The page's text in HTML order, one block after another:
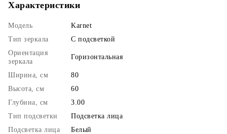
Характеристики
Модель
Karnet
Тип зеркала
С подсветкой
Ориентация
зеркала
Горизонтальная
Ширина, см
80
Высота, см
60
Глубина, см
3.00
Тип подсветки
Подсветка лица
Подсветка лица
Белый